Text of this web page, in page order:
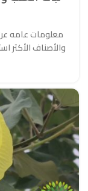
والأصناف الأكثر